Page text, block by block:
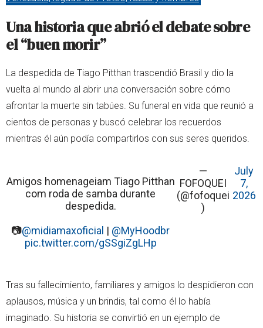
Una historia que abrió el debate sobre
el “buen morir”
La despedida de Tiago Pitthan trascendió Brasil y dio la
vuelta al mundo al abrir una conversación sobre cómo
afrontar la muerte sin tabúes. Su funeral en vida que reunió a
cientos de personas y buscó celebrar los recuerdos
mientras él aún podía compartirlos con sus seres queridos.
Amigos homenageiam Tiago Pitthan
com roda de samba durante
despedida.
📷@midiamaxoficial | @MyHoodbr
pic.twitter.com/gSSgiZgLHp
—
FOFOQUEI
(@fofoquei
)
July
7,
2026
Tras su fallecimiento, familiares y amigos lo despidieron con
aplausos, música y un brindis, tal como él lo había
imaginado. Su historia se convirtió en un ejemplo de